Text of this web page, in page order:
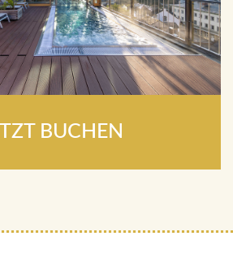
BUCHEN